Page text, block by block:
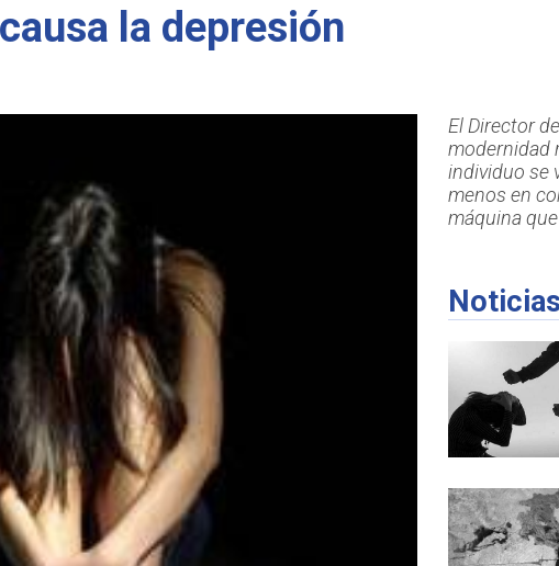
la depresión
El Director
modernidad
individuo se
menos en
máquina